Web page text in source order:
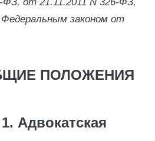
законом от
ПОЛОЖЕНИЯ
Адвокатская